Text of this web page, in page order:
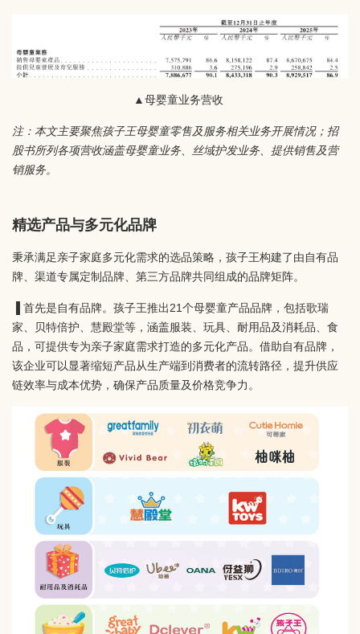
▲母婴童业务营收
注：本文主要聚焦孩子王母婴童零售及服务相关业务开展情况；招
股书所列各项营收涵盖母婴童业务、丝域护发业务、提供销售及营
销服务。
精选产品与多元化品牌
秉承满足亲子家庭多元化需求的选品策略，孩子王构建了由自有品
牌、渠道专属定制品牌、第三方品牌共同组成的品牌矩阵。
▐ 首先是自有品牌。孩子王推出21个母婴童产品品牌，包括歌瑞
家、贝特倍护、慧殿堂等，涵盖服装、玩具、耐用品及消耗品、食
品，可提供专为亲子家庭需求打造的多元化产品。借助自有品牌，
该企业可以显著缩短产品从生产端到消费者的流转路径，提升供应
链效率与成本优势，确保产品质量及价格竞争力。